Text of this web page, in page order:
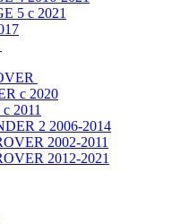
5 с 2021
с 2020
2011
2 2006-2014
2002-2011
2012-2021